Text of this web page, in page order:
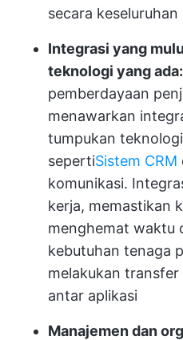
secara keseluruhan
Integrasi yang
teknologi yang ada:
pemberdayaan
menawarkan
tumpukan
sepertiSistem CRM
komunikasi.
kerja, memastikan
menghemat waktu
kebutuhan tenaga
melakukan transfer
antar aplikasi
Manajemen dan